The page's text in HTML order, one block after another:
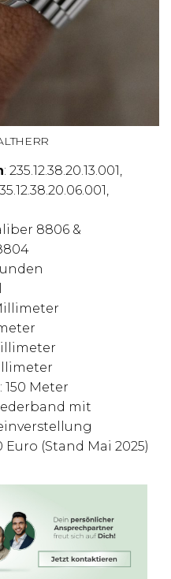
: 235.12.38.20.13.001,
8806 &
: 150 Meter
mit
Euro (Stand Mai 2025)